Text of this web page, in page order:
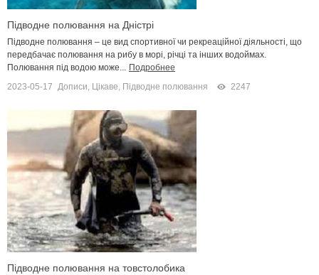
Підводне полювання на Дністрі
Підводне полювання – це вид спортивної чи рекреаційної діяльності, що
передбачає полювання на рибу в морі, річці та інших водоймах.
Полювання під водою може...
Подробнее
2023-05-17
Дописи Цікаве Підводне полювання 2247
Підводне полювання на товстолобика